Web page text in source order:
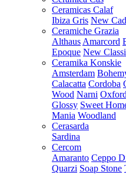
Ceramicas Calaf
Ibiza Gris New
Ceramiche Grazia
Althaus Amarcord
Epoque New
Ceramika Konskie
Amsterdam
Calacatta Cordoba
Wood Narni Oxford
Glossy Sweet
Mania Woodland
Cerasarda
Sardina
Cercom
Amaranto Ceppo
Quarzi Soap Stone